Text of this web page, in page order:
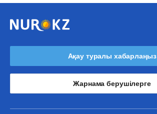
Ақау туралы хабарлаңыз
Жарнама берушілерге